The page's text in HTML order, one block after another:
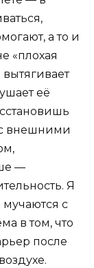
а то и
«плохая
вытягивает
её
с внешними
—
Я
с
в том, что
после